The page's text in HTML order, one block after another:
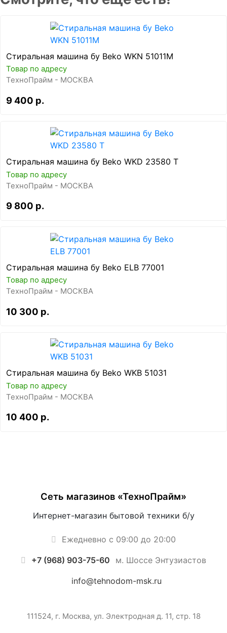
Стиральная машина бу Beko WKN 51011M
Товар по адресу
ТехноПрайм - МОСКВА
9 400 р.
Стиральная машина бу Beko WKD 23580 T
Товар по адресу
ТехноПрайм - МОСКВА
9 800 р.
Стиральная машина бу Beko ELB 77001
Товар по адресу
ТехноПрайм - МОСКВА
10 300 р.
Стиральная машина бу Beko WKB 51031
Товар по адресу
ТехноПрайм - МОСКВА
10 400 р.
Сеть магазинов «ТехноПрайм»
Интернет-магазин бытовой техники б/у
Ежедневно с 09:00 до 20:00
+7 (968) 903-75-60 м. Шоссе Энтузиастов
info@tehnodom-msk.ru
111524, г. Москва, ул. Электродная д. 11, стр. 18